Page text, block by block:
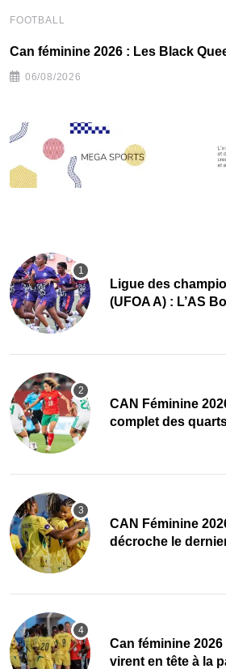
FOOTBALL
‎Can féminine 2026 : Les Black
06/08/2026
Ligue des
(UFOA A) : L’AS
CAN Féminine
complet des
CAN Féminine
décroche le
‎Can féminine
virent en tête à la